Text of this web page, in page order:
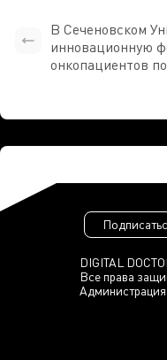
В Сеченовском
инновационную
онкопациентов
DIGITAL
Все права
Администрация